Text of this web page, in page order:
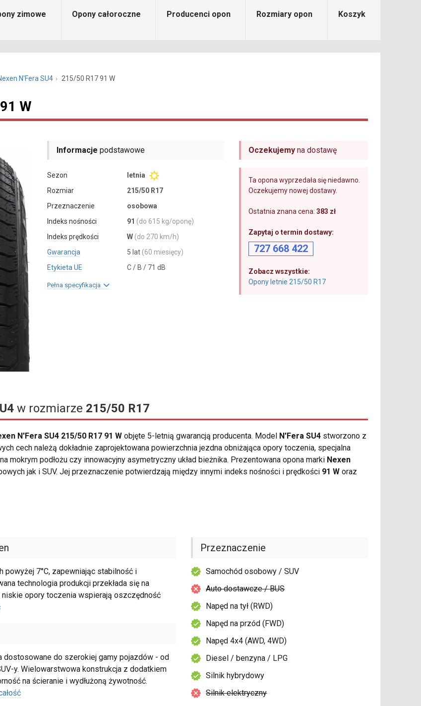
zimowe Opony całoroczne Producenci opon Rozmiary opon Koszyk
N'Fera SU4 215/50 R17 91 W
W
Informacje podstawowe
Sezon
letnia
Rozmiar
215/50 R17
Przeznaczenie
osobowa
Indeks nośności
91 (do 615 kg/oponę)
Indeks prędkości
W (do 270 km/h)
Gwarancja
5 lat (60 miesięcy)
Etykieta UE
C / B / 71 dB
Pełna specyfikacja
Oczekujemyna dostawę
Ta opona wyprzedała się niedawno.
Oczekujemy nowej dostawy.
Ostatnia znana cena: 383 zł
Zapytaj o termin dostawy:
727 668 422
Zobacz wszystkie:
Opony letnie 215/50 R17
w rozmiarze 215/50 R17
N'Fera SU4 215/50 R17 91 W objęte 5-letnią gwarancją producenta. Model N'Fera SU4 stworzono z
cech należą dokładnie zaprojektowana powierzchnia jezdna obniżająca opory toczenia, specjalna
mokrym podłożu czy innowacyjny asymetryczny układ bieżnika. Prezentowana opona marki Nexen
jak i SUV. Jej przeznaczenie potwierdzają między innymi indeks nośności i prędkości 91 W oraz
7°C, zapewniając stabilność i
technologia produkcji przekłada się na
opory toczenia wspierają oszczędność
do szerokiej gamy pojazdów - od
y. Wielowarstwowa konstrukcja z dodatkiem
na ścieranie i wydłużoną żywotność.
Przeznaczenie
Samochód osobowy / SUV
Auto dostawcze / BUS
Napęd na tył (RWD)
Napęd na przód (FWD)
Napęd 4x4 (AWD, 4WD)
Diesel / benzyna / LPG
Silnik hybrydowy
Silnik elektryczny